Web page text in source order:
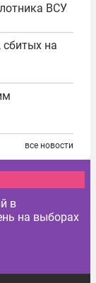
ВСУ
на
все новости
в
на выборах